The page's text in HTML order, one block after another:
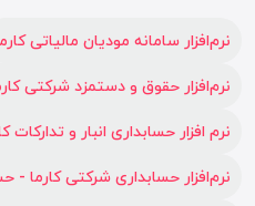
نرم‌افزار سامانه مودیان مالیاتی
نرم‌افزار حقوق و دستمزد شرکتی
نرم افزار حسابداری انبار و تدارکات
نرم‌افزار حسابداری شرکتی کارما -